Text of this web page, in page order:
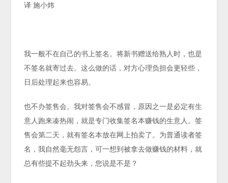
译 施小炜
我一般不在自己的书上签名。将新书赠送给熟人时，也是
不签名就寄过去。这么做的话，对方心理负担会更轻些，
日后处理起来也容易。
也不办签售会。我对签售会不感冒，原因之一是必定有生
意人跑来凑热闹，就是专门收集签名本赚钱的生意人。签
售会第二天，就有签名本放在网上拍卖了。为普通读者签
名，我自然毫无怨言，可一想到被拿去做赚钱的材料，就
总有些提不起劲头来，您说是不是？